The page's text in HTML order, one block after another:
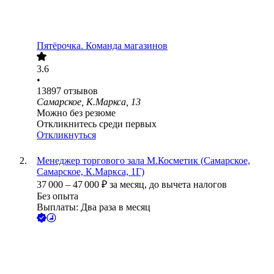
Пятёрочка. Команда магазинов
3.6
•
13897 отзывов
Самарское, К.Маркса, 13
Можно без резюме
Откликнитесь среди первых
Откликнуться
Менеджер торгового зала М.Косметик (Самарское,
Самарское, К.Маркса, 1Г)
37 000 – 47 000 ₽ за месяц, до вычета налогов
Без опыта
Выплаты: Два раза в месяц